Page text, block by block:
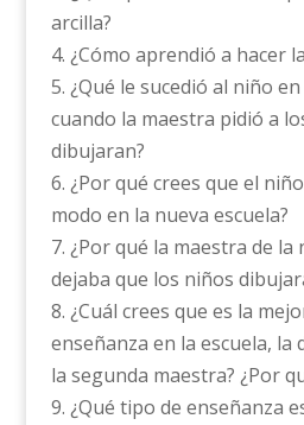
arcilla?
4. ¿Cómo aprendió a hacer
5. ¿Qué le sucedió al niño
cuando la maestra pidió a
dibujaran?
6. ¿Por qué crees que el
modo en la nueva escuela?
7. ¿Por qué la maestra de la
dejaba que los niños
8. ¿Cuál crees que es la
enseñanza en la escuela, la
la segunda maestra? ¿Por
9. ¿Qué tipo de enseñanza